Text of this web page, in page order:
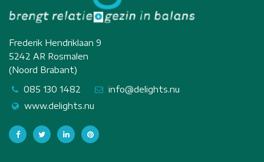
Frederik Hendriklaan 9
5242 AR Rosmalen
(Noord Brabant)
085 130 1482
info@delights.nu
www.delights.nu